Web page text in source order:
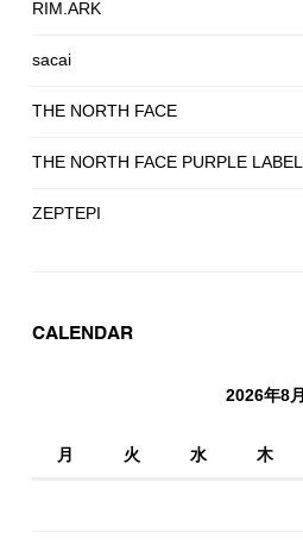
RIM.ARK
sacai
THE NORTH FACE
THE NORTH FACE PURPLE LABEL
ZEPTEPI
CALENDAR
2026年8月
月 火 水 木